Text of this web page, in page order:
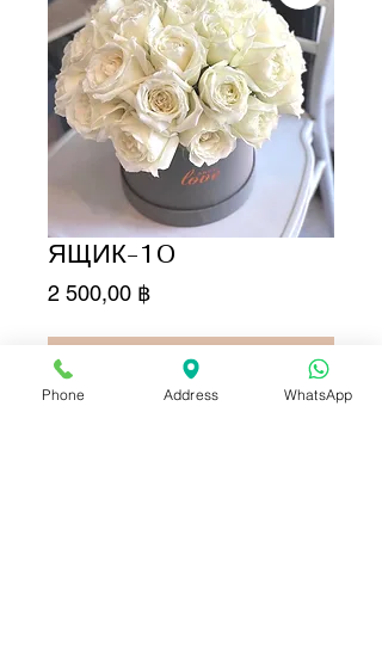
ЯЩИК-10
2 500,00 ฿Цена
Добавить в корзину
Phone Address WhatsApp